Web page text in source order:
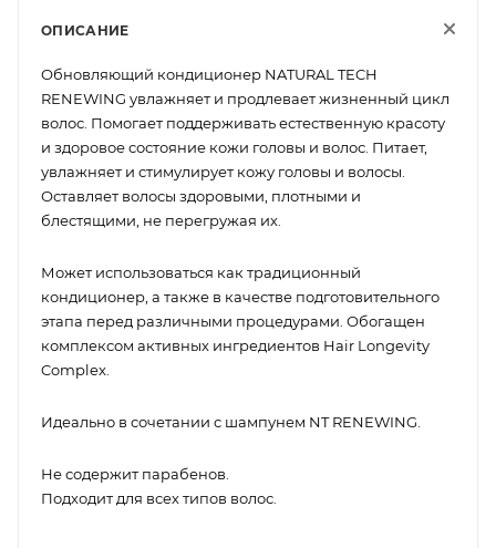
ОПИСАНИЕ
Обновляющий кондиционер NATURAL TECH
RENEWING увлажняет и продлевает жизненный цикл
волос. Помогает поддерживать естественную красоту
и здоровое состояние кожи головы и волос. Питает,
увлажняет и стимулирует кожу головы и волосы.
Оставляет волосы здоровыми, плотными и
блестящими, не перегружая их.
Может использоваться как традиционный
кондиционер, а также в качестве подготовительного
этапа перед различными процедурами. Обогащен
комплексом активных ингредиентов Hair Longevity
Complex.
Идеально в сочетании с шампунем NT RENEWING.
Не содержит парабенов.
Подходит для всех типов волос.